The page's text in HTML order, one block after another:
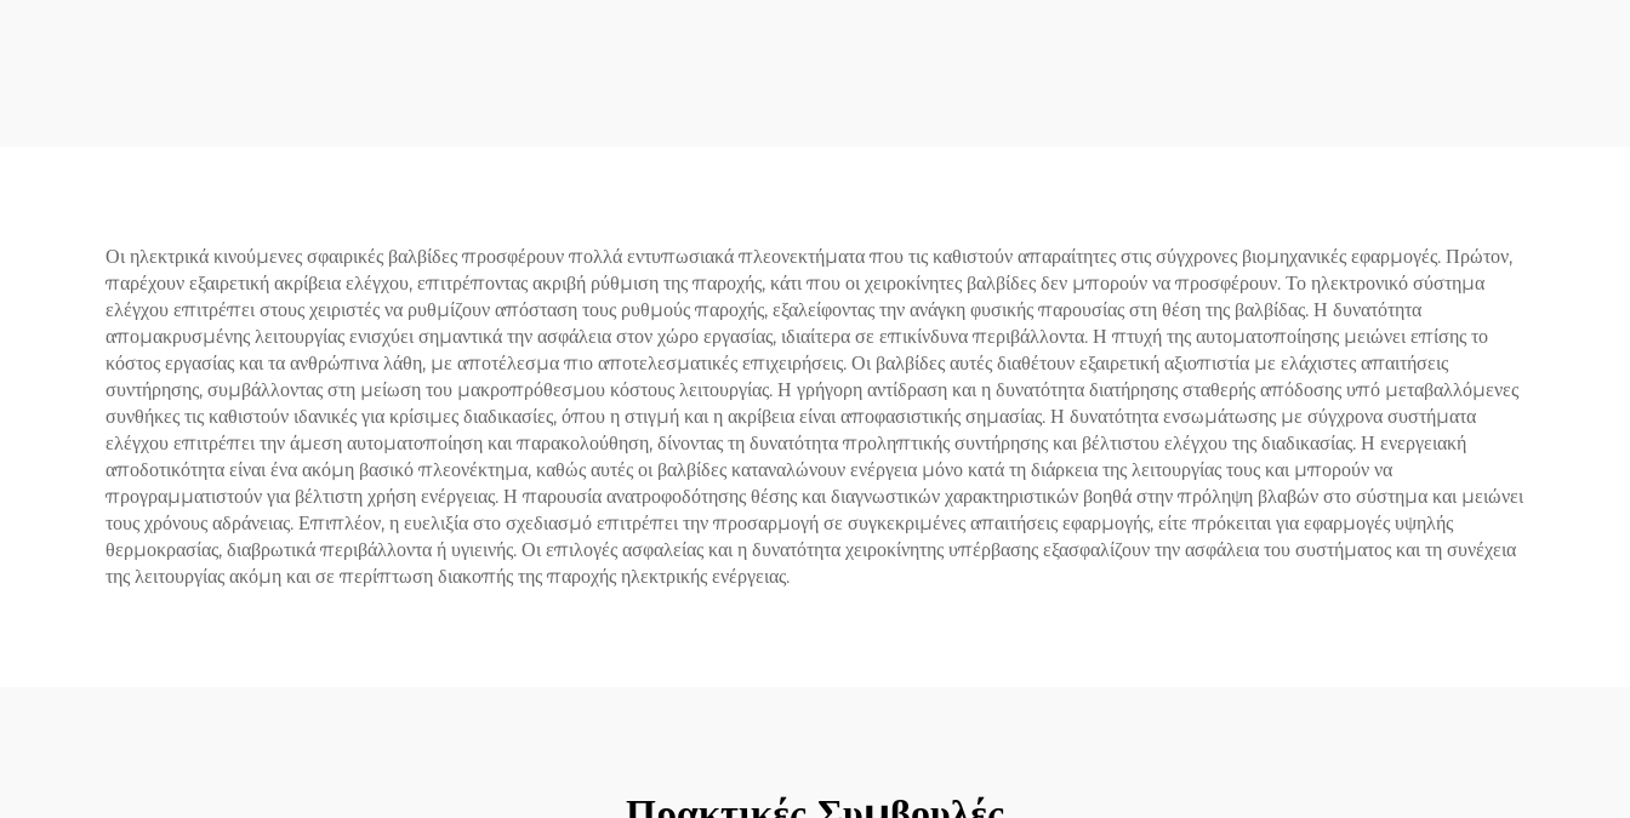
Ηλεκτροπαραγωγές
Μονάδες
Οι ηλεκτρικά κινούμενες σφαιρικές βαλβίδες προσφέρουν πολλά εντυπωσιακά πλεονεκτήματα που τις καθιστούν απαραίτητες στις σύγχρονες βιομηχανικές εφαρμογές. Πρώτον,
παρέχουν εξαιρετική ακρίβεια ελέγχου, επιτρέποντας ακριβή ρύθμιση της παροχής, κάτι που οι χειροκίνητες βαλβίδες δεν μπορούν να προσφέρουν. Το ηλεκτρονικό σύστημα
ελέγχου επιτρέπει στους χειριστές να ρυθμίζουν απόσταση τους ρυθμούς παροχής, εξαλείφοντας την ανάγκη φυσικής παρουσίας στη θέση της βαλβίδας. Η δυνατότητα
απομακρυσμένης λειτουργίας ενισχύει σημαντικά την ασφάλεια στον χώρο εργασίας, ιδιαίτερα σε επικίνδυνα περιβάλλοντα. Η πτυχή της αυτοματοποίησης μειώνει επίσης το
κόστος εργασίας και τα ανθρώπινα λάθη, με αποτέλεσμα πιο αποτελεσματικές επιχειρήσεις. Οι βαλβίδες αυτές διαθέτουν εξαιρετική αξιοπιστία με ελάχιστες απαιτήσεις
συντήρησης, συμβάλλοντας στη μείωση του μακροπρόθεσμου κόστους λειτουργίας. Η γρήγορη αντίδραση και η δυνατότητα διατήρησης σταθερής απόδοσης υπό μεταβαλλόμενες
συνθήκες τις καθιστούν ιδανικές για κρίσιμες διαδικασίες, όπου η στιγμή και η ακρίβεια είναι αποφασιστικής σημασίας. Η δυνατότητα ενσωμάτωσης με σύγχρονα συστήματα
ελέγχου επιτρέπει την άμεση αυτοματοποίηση και παρακολούθηση, δίνοντας τη δυνατότητα προληπτικής συντήρησης και βέλτιστου ελέγχου της διαδικασίας. Η ενεργειακή
αποδοτικότητα είναι ένα ακόμη βασικό πλεονέκτημα, καθώς αυτές οι βαλβίδες καταναλώνουν ενέργεια μόνο κατά τη διάρκεια της λειτουργίας τους και μπορούν να
προγραμματιστούν για βέλτιστη χρήση ενέργειας. Η παρουσία ανατροφοδότησης θέσης και διαγνωστικών χαρακτηριστικών βοηθά στην πρόληψη βλαβών στο σύστημα και μειώνει
τους χρόνους αδράνειας. Επιπλέον, η ευελιξία στο σχεδιασμό επιτρέπει την προσαρμογή σε συγκεκριμένες απαιτήσεις εφαρμογής, είτε πρόκειται για εφαρμογές υψηλής
θερμοκρασίας, διαβρωτικά περιβάλλοντα ή υγιεινής. Οι επιλογές ασφαλείας και η δυνατότητα χειροκίνητης υπέρβασης εξασφαλίζουν την ασφάλεια του συστήματος και τη συνέχεια
της λειτουργίας ακόμη και σε περίπτωση διακοπής της παροχής ηλεκτρικής ενέργειας.